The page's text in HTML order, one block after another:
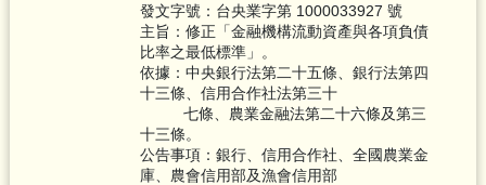
發文字號：台央業字第 1000033927 號
主旨：修正「金融機構流動資產與各項負債
比率之最低標準」。
依據：中央銀行法第二十五條、銀行法第四
十三條、信用合作社法第三十
七條、農業金融法第二十六條及第三
十三條。
公告事項：銀行、信用合作社、全國農業金
庫、農會信用部及漁會信用部